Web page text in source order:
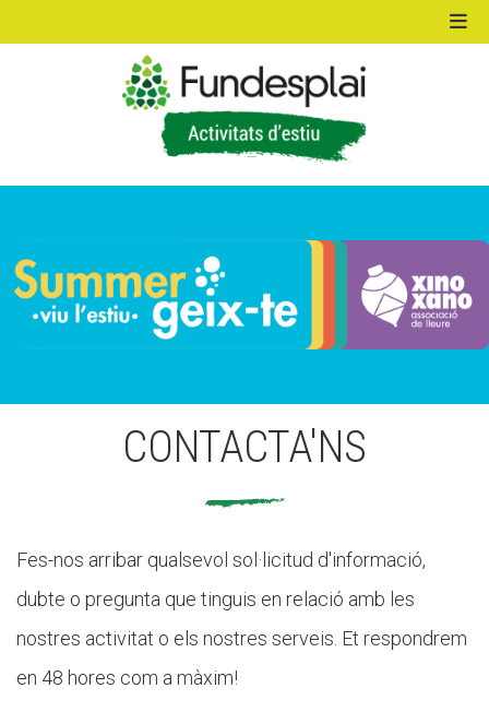
CONTACTA'NS
Fes-nos arribar qualsevol sol·licitud d'informació,
dubte o pregunta que tinguis en relació amb les
nostres activitat o els nostres serveis. Et respondrem
en 48 hores com a màxim!
ACTIVITATS D'ESTIU
ALBERG CENTRE ESPLAI
FORMACIÓ
CASES DE COLÒNIES
ACCIÓ SOCIAL I JOVES
ESPLAIS